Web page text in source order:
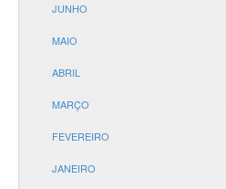
JUNHO
MAIO
ABRIL
MARÇO
FEVEREIRO
JANEIRO